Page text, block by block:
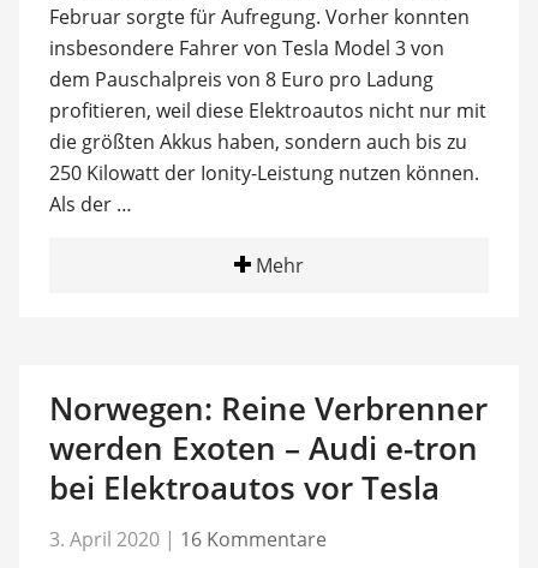
Februar sorgte für Aufregung. Vorher konnten
insbesondere Fahrer von Tesla Model 3 von
dem Pauschalpreis von 8 Euro pro Ladung
profitieren, weil diese Elektroautos nicht nur mit
die größten Akkus haben, sondern auch bis zu
250 Kilowatt der Ionity-Leistung nutzen können.
Als der …
Mehr
Norwegen: Reine Verbrenner
werden Exoten – Audi e-tron
bei Elektroautos vor Tesla
3. April 2020 | 16 Kommentare